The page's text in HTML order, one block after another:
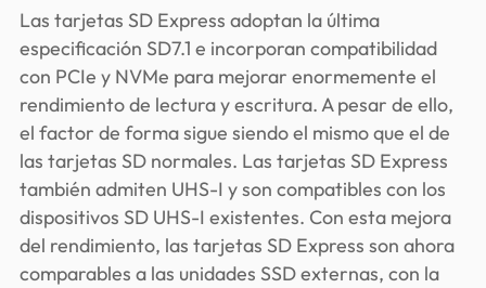
Las tarjetas SD Express adoptan la última
especificación SD7.1 e incorporan compatibilidad
con PCIe y NVMe para mejorar enormemente el
rendimiento de lectura y escritura. A pesar de ello,
el factor de forma sigue siendo el mismo que el de
las tarjetas SD normales. Las tarjetas SD Express
también admiten UHS-I y son compatibles con los
dispositivos SD UHS-I existentes. Con esta mejora
del rendimiento, las tarjetas SD Express son ahora
comparables a las unidades SSD externas, con la